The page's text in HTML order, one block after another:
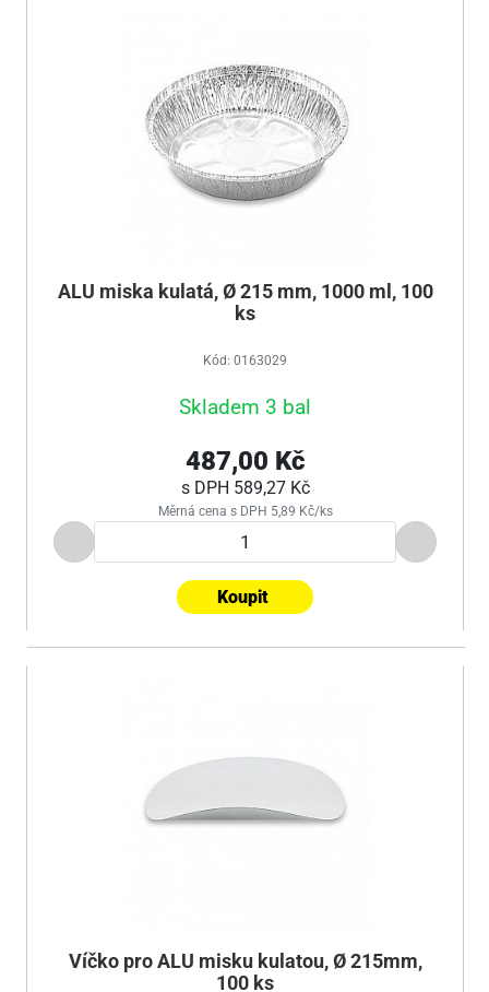
ALU miska kulatá, Ø 215 mm, 1000 ml, 100
ks
Kód: 0163029
Skladem 3 bal
487,00 Kč
s DPH 589,27 Kč
Měrná cena s DPH 5,89 Kč/ks
Koupit
Víčko pro ALU misku kulatou, Ø 215mm,
100 ks